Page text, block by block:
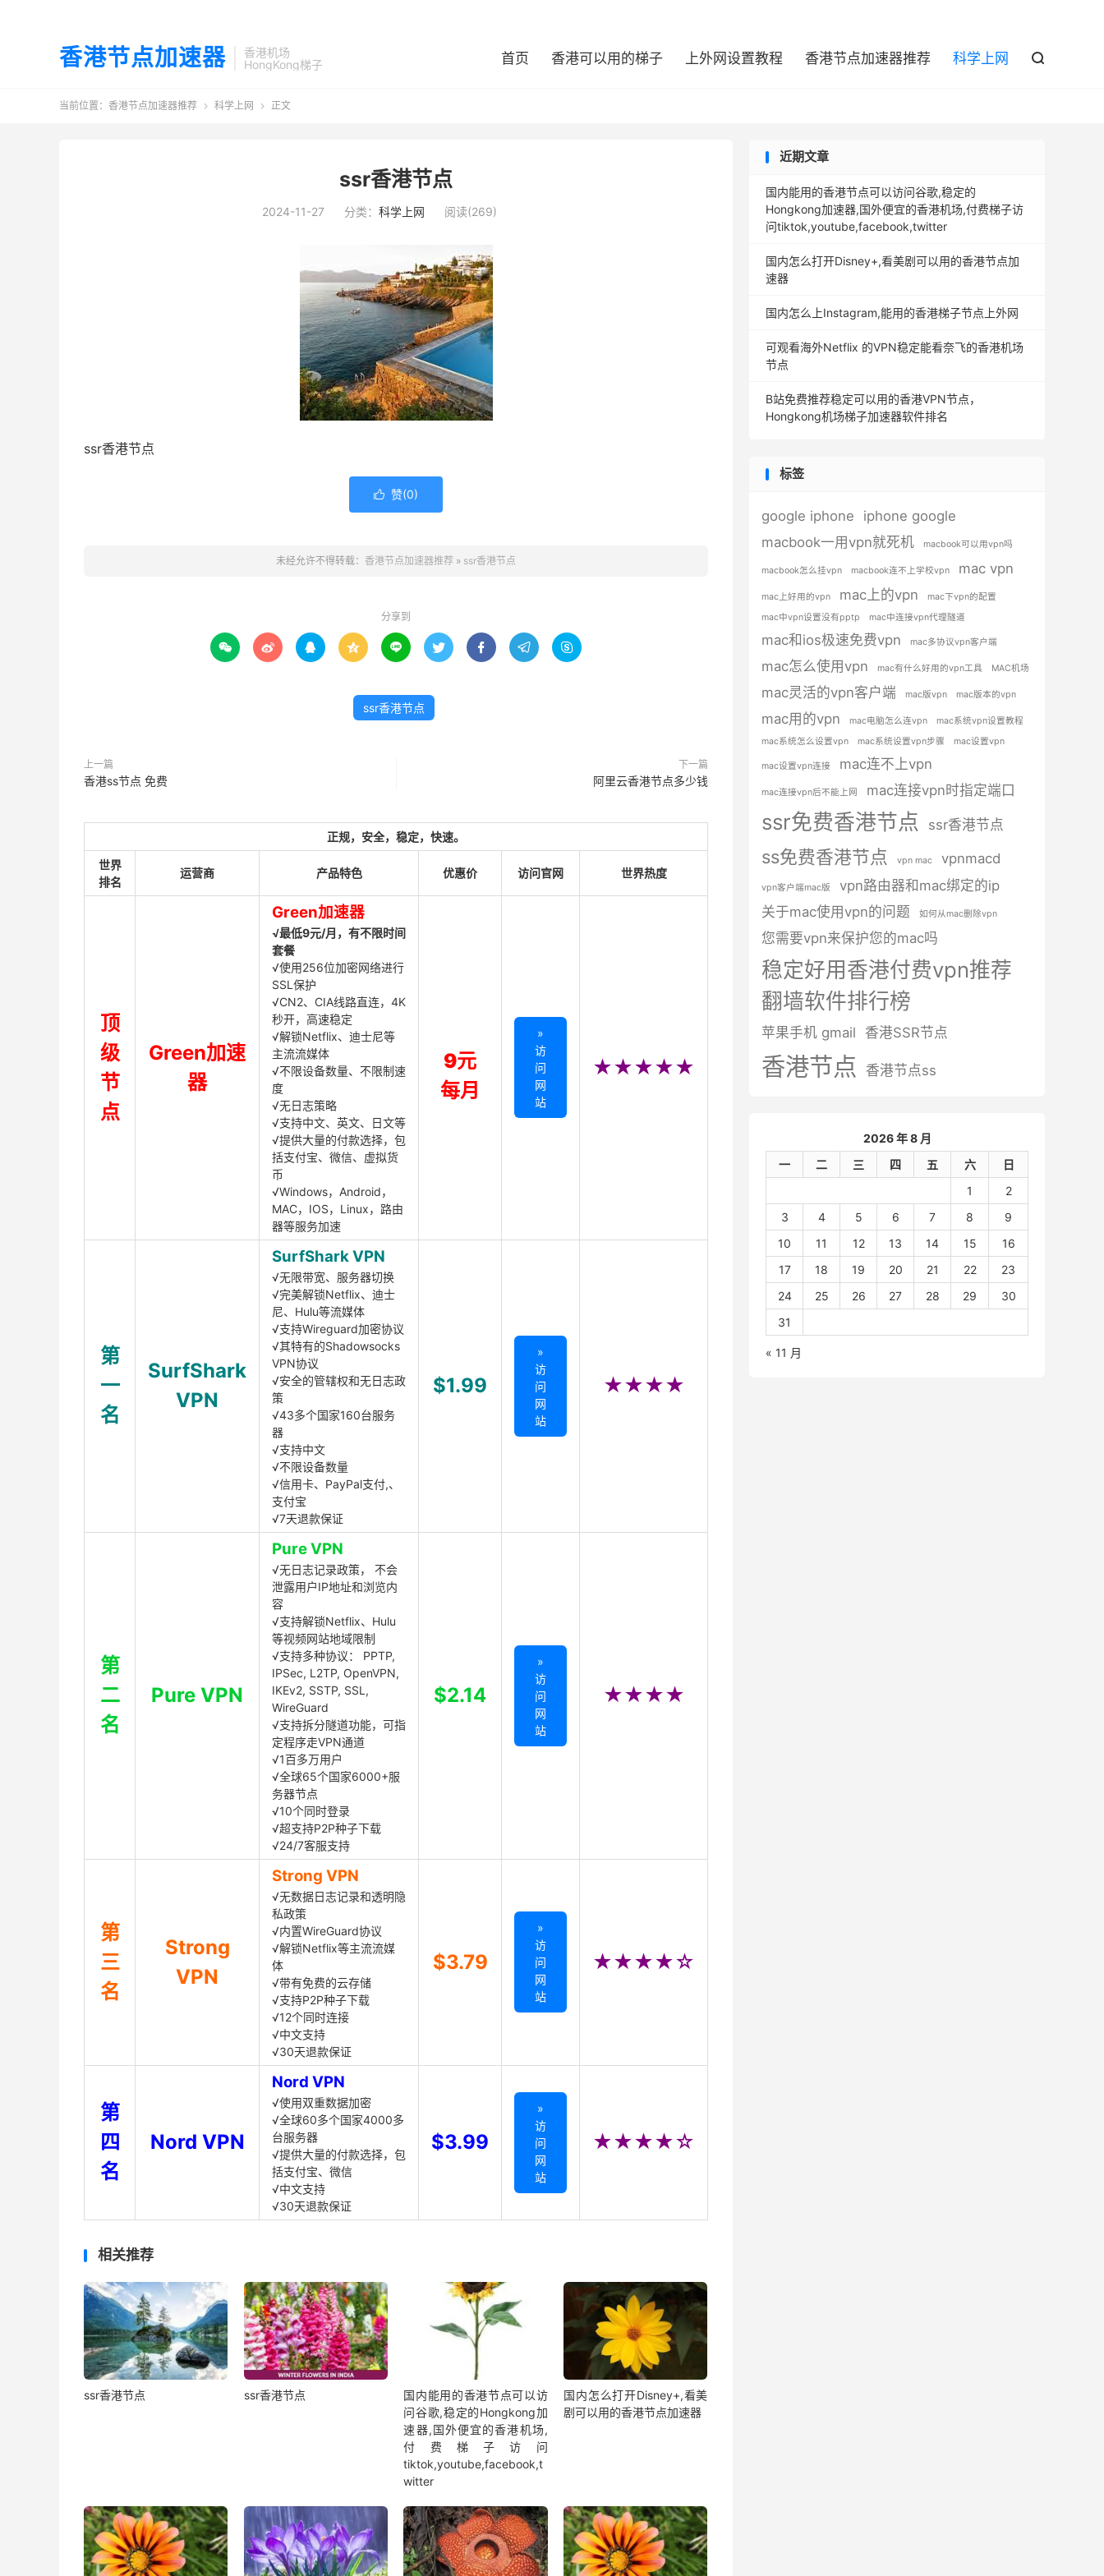
香港节点加速器
香港机场
HongKong梯子
首页 香港可以用的梯子 上外网设置教程 香港节点加速器推荐 科学上网 
当前位置： 香港节点加速器推荐  科学上网  正文
ssr香港节点
2024-11-27 分类： 科学上网 阅读(269)
ssr香港节点
 赞(0)
未经允许不得转载： 香港节点加速器推荐 » ssr香港节点
分享到
        
ssr香港节点
上一篇
香港ss节点 免费
下一篇
阿里云香港节点多少钱
正规，安全，稳定，快速。
世界
排名
运营商 产品特色 优惠价 访问官网 世界热度
顶
级
节
点
Green加速
器
Green加速器
√最低9元/月，有不限时间
套餐
√使用256位加密网络进行
SSL保护
√CN2、CIA线路直连，4K
秒开，高速稳定
√解锁Netflix、迪士尼等
主流流媒体
√不限设备数量、不限制速
度
√无日志策略
√支持中文、英文、日文等
√提供大量的付款选择，包
括支付宝、微信、虚拟货
币
√Windows，Android，
MAC，IOS，Linux，路由
器等服务加速
9元
每月
»
访
问
网
站
★★★★★
第
一
名
SurfShark
VPN
SurfShark VPN
√无限带宽、服务器切换
√完美解锁Netflix、迪士
尼、Hulu等流媒体
√支持Wireguard加密协议
√其特有的Shadowsocks
VPN协议
√安全的管辖权和无日志政
策
√43多个国家160台服务
器
√支持中文
√不限设备数量
√信用卡、PayPal支付,、
支付宝
√7天退款保证
$1.99
»
访
问
网
站
★★★★
第
二
名
Pure VPN
Pure VPN
√无日志记录政策， 不会
泄露用户IP地址和浏览内
容
√支持解锁Netflix、Hulu
等视频网站地域限制
√支持多种协议： PPTP,
IPSec, L2TP, OpenVPN,
IKEv2, SSTP, SSL,
WireGuard
√支持拆分隧道功能，可指
定程序走VPN通道
√1百多万用户
√全球65个国家6000+服
务器节点
√10个同时登录
√超支持P2P种子下载
√24/7客服支持
$2.14
»
访
问
网
站
★★★★
第
三
名
Strong
VPN
Strong VPN
√无数据日志记录和透明隐
私政策
√内置WireGuard协议
√解锁Netflix等主流流媒
体
√带有免费的云存储
√支持P2P种子下载
√12个同时连接
√中文支持
√30天退款保证
$3.79
»
访
问
网
站
★★★★☆
第
四
名
Nord VPN
Nord VPN
√使用双重数据加密
√全球60多个国家4000多
台服务器
√提供大量的付款选择，包
括支付宝、微信
√中文支持
√30天退款保证
$3.99
»
访
问
网
站
★★★★☆
相关推荐
ssr香港节点 ssr香港节点
国内能用的香港节点可以访
问谷歌,稳定的Hongkong加
速器,国外便宜的香港机场,
付费梯子访问
tiktok,youtube,facebook,t
witter
国内怎么打开Disney+,看美
剧可以用的香港节点加速器
近期文章
国内能用的香港节点可以访问谷歌,稳定的
Hongkong加速器,国外便宜的香港机场,付费梯子访
问tiktok,youtube,facebook,twitter
国内怎么打开Disney+,看美剧可以用的香港节点加
速器
国内怎么上Instagram,能用的香港梯子节点上外网
可观看海外Netflix 的VPN稳定能看奈飞的香港机场
节点
B站免费推荐稳定可以用的香港VPN节点，
Hongkong机场梯子加速器软件排名
标签
google iphone
iphone google
macbook一用vpn就死机
macbook可以用vpn吗
macbook怎么挂vpn macbook连不上学校vpn mac vpn
mac上好用的vpn mac上的vpn
mac下vpn的配置
mac中vpn设置没有pptp
mac中连接vpn代理隧道
mac和ios极速免费vpn mac多协议vpn客户端
mac怎么使用vpn mac有什么好用的vpn工具 MAC机场
mac灵活的vpn客户端 mac版vpn mac版本的vpn
mac用的vpn mac电脑怎么连vpn
mac系统vpn设置教程
mac系统怎么设置vpn
mac系统设置vpn步骤 mac设置vpn
mac设置vpn连接 mac连不上vpn
mac连接vpn后不能上网 mac连接vpn时指定端口
ssr免费香港节点 ssr香港节点
ss免费香港节点 vpn mac vpnmacd
vpn客户端mac版
vpn路由器和mac绑定的ip
关于mac使用vpn的问题
如何从mac删除vpn
您需要vpn来保护您的mac吗
稳定好用香港付费vpn推荐
翻墙软件排行榜
苹果手机 gmail 香港SSR节点
香港节点 香港节点ss
2026 年 8 月
一
二 三 四 五 六
日
1
2
3
4 5 6 7 8
9
10
11 12 13 14 15
16
17
18 19 20 21 22
23
24
25 26 27 28 29
30
31
« 11 月